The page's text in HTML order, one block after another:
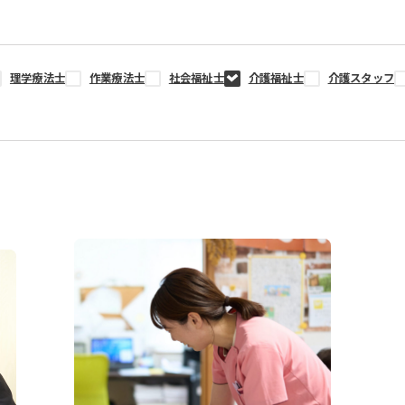
理学療法士 作業療法士 社会福祉士 介護福祉士 介護スタッフ